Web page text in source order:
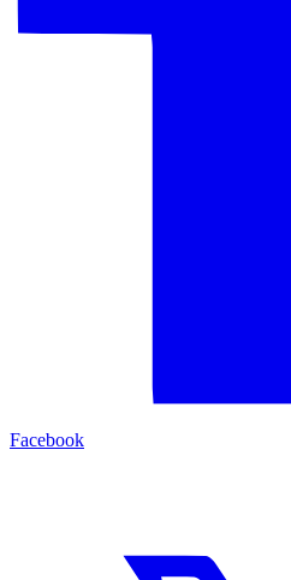
Facebook